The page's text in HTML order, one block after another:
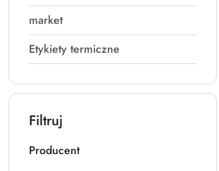
market
Etykiety termiczne
Filtruj
Producent